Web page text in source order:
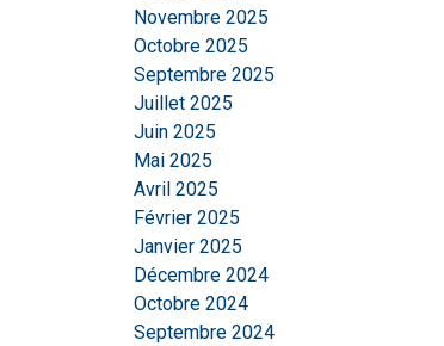
Novembre 2025
Octobre 2025
Septembre 2025
Juillet 2025
Juin 2025
Mai 2025
Avril 2025
Février 2025
Janvier 2025
Décembre 2024
Octobre 2024
Septembre 2024